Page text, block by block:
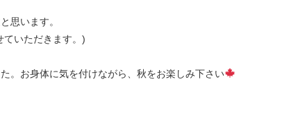
思います。
いただきます。)
。お身体に気を付けながら、秋をお楽しみ下さい